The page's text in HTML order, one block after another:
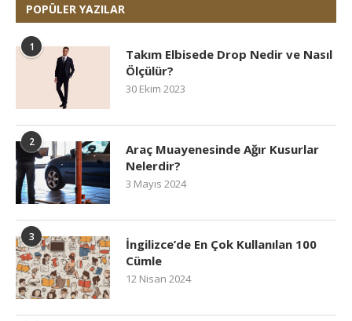
POPÜLER YAZILAR
1
Takım Elbisede Drop Nedir ve Nasıl
Ölçülür?
30 Ekim 2023
2
Araç Muayenesinde Ağır Kusurlar
Nelerdir?
3 Mayıs 2024
3
İngilizce’de En Çok Kullanılan 100
Cümle
12 Nisan 2024